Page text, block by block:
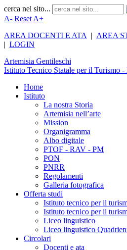
cerca nel sito...
A- Reset A+
AREA DOCENTI E ATA
| AREA
| LOGIN
Artemisia Gentileschi
Istituto Tecnico Statale per il Turismo
Home
Istituto
La nostra Storia
Artemisia nell’arte
Mission
Organigramma
Albo digitale
PTOF - RAV - PM
PON
PNRR
Regolamenti
Galleria fotografica
Offerta studi
Istituto tecnico per il
Istituto tecnico per il
Liceo linguistico
Liceo linguistico
Circolari
Docenti e ata